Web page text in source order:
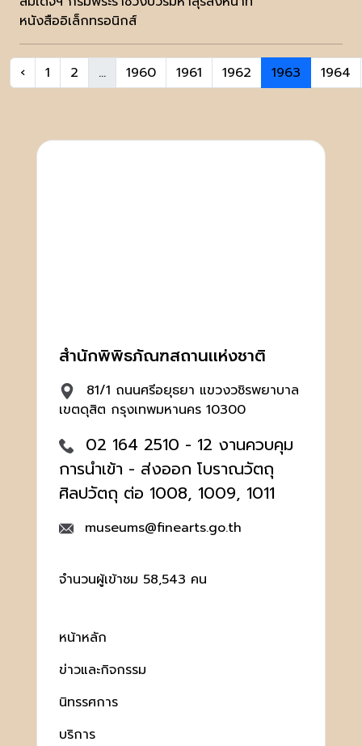
หนังสืออิเล็กทรอนิกส์
‹ 1 2 ... 1960 1961 1962 1963 1964
สำนักพิพิธภัณฑสถานเเห่งชาติ
81/1 ถนนศรีอยุธยา แขวงวชิรพยาบาล
เขตดุสิต กรุงเทพมหานคร 10300
02 164 2510 - 12 งานควบคุม
การนำเข้า - ส่งออก โบราณวัตถุ
ศิลปวัตถุ ต่อ 1008, 1009, 1011
museums@finearts.go.th
จำนวนผู้เข้าชม 58,543 คน
หน้าหลัก
ข่าวและกิจกรรม
นิทรรศการ
บริการ